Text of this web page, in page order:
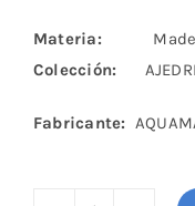
Materia:
Colección:
Fabricante: